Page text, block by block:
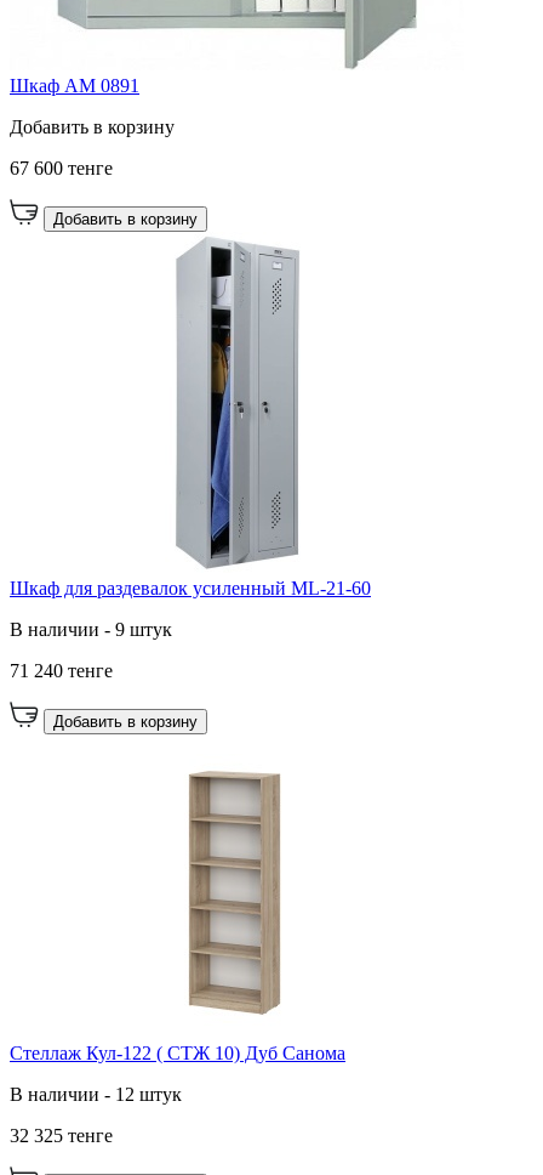
Шкаф AM 0891
Добавить в корзину
67 600 тенге
Добавить в корзину
Шкаф для раздевалок усиленный ML-21-60
В наличии - 9 штук
71 240 тенге
Добавить в корзину
Стеллаж Кул-122 ( СТЖ 10) Дуб Санома
В наличии - 12 штук
32 325 тенге